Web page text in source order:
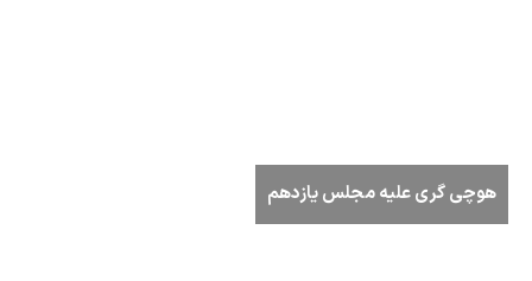
هوچی گری علیه مجلس یازدهم